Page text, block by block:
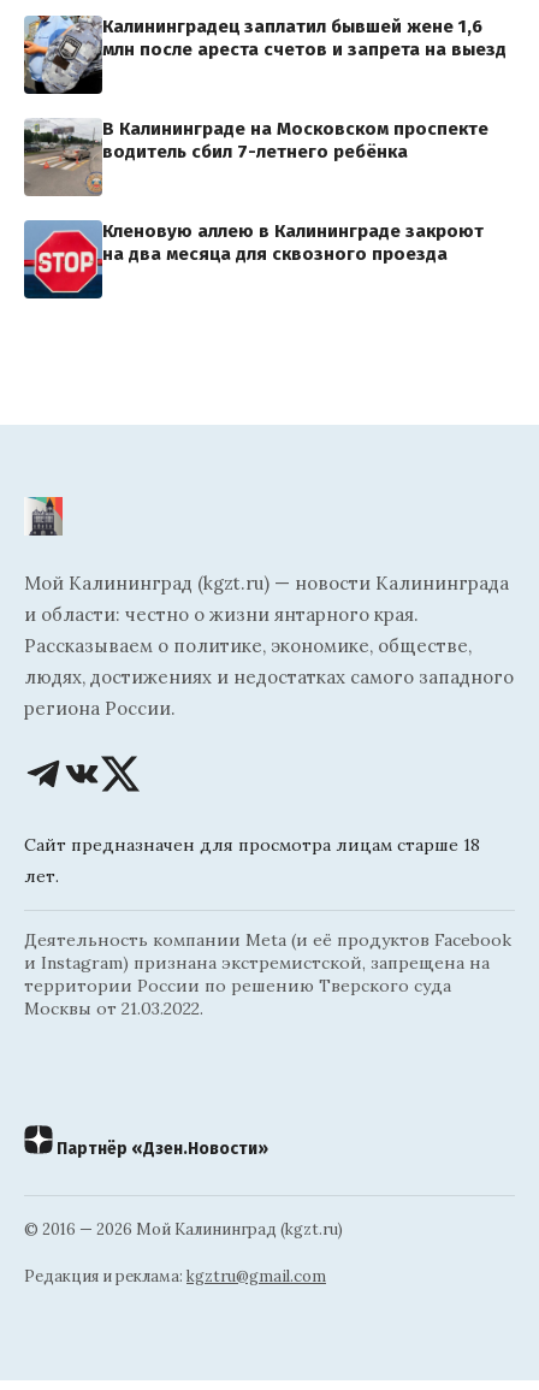
Калининградец заплатил бывшей жене 1,6
млн после ареста счетов и запрета на выезд
В Калининграде на Московском проспекте
водитель сбил 7-летнего ребёнка
Кленовую аллею в Калининграде закроют
на два месяца для сквозного проезда
Мой Калининград (kgzt.ru) — новости Калининграда
и области: честно о жизни янтарного края.
Рассказываем о политике, экономике, обществе,
людях, достижениях и недостатках самого западного
региона России.
Сайт предназначен для просмотра лицам старше 18
лет.
Деятельность компании Meta (и её продуктов Facebook
и Instagram) признана экстремистской, запрещена на
территории России по решению Тверского суда
Москвы от 21.03.2022.
Партнёр «Дзен.Новости»
© 2016 — 2026 Мой Калининград (kgzt.ru)
Редакция и реклама: kgztru@gmail.com